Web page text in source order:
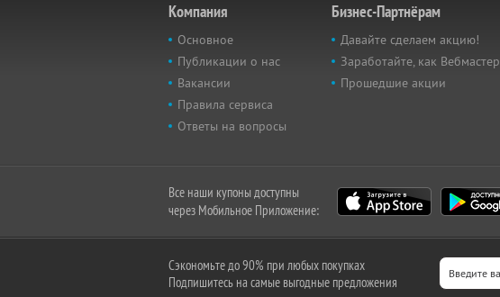
Компания
Основное
Публикации о нас
Вакансии
Правила сервиса
Ответы на вопросы
Бизнес-Партнёрам
Давайте сделаем акцию!
Заработайте, как Вебмастер
Прошедшие акции
Все наши купоны доступны
через Мобильное Приложение:
Сэкономьте до 90% при любых покупках
Подпишитесь на самые выгодные предложения